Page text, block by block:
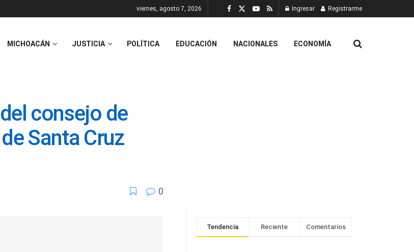
viernes, agosto 7, 2026 Ingresar Registrarme
MICHOACÁN JUSTICIA POLÍTICA EDUCACIÓN NACIONALES ECONOMÍA
consejo de
Santa Cruz
0
Tendencia Reciente Comentarios